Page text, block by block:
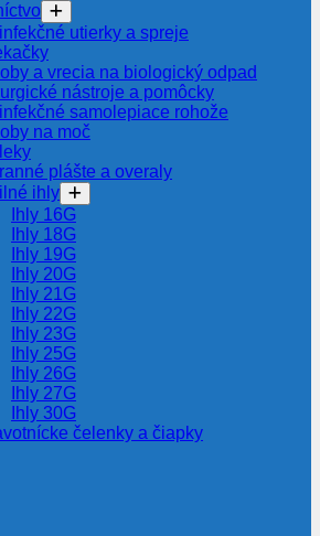
utierky a spreje
a vrecia na biologický odpad
nástroje a pomôcky
samolepiace rohože
na moč
plášte a overaly
ihly
Ihly 16G
Ihly 18G
Ihly 19G
Ihly 20G
Ihly 21G
Ihly 22G
Ihly 23G
Ihly 25G
Ihly 26G
Ihly 27G
Ihly 30G
čelenky a čiapky